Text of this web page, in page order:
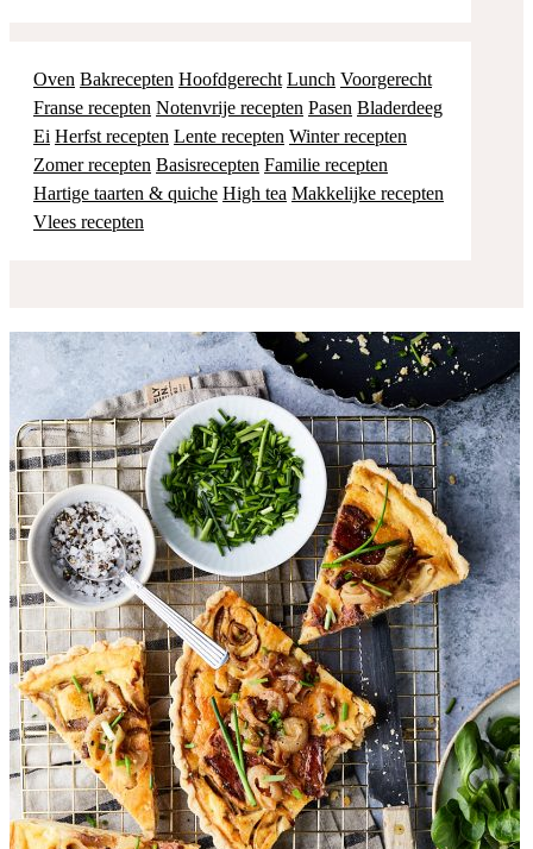
Oven Bakrecepten Hoofdgerecht Lunch Voorgerecht
Franse recepten Notenvrije recepten Pasen Bladerdeeg
Ei Herfst recepten Lente recepten Winter recepten
Zomer recepten Basisrecepten Familie recepten
Hartige taarten & quiche High tea Makkelijke recepten
Vlees recepten